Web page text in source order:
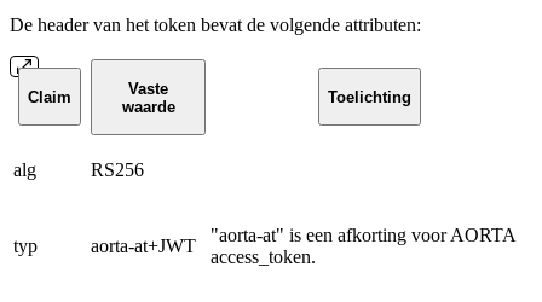
De header van het token bevat de volgende attributen:
Claim
Vaste
waarde
Toelichting
alg RS256
typ aorta-at+JWT
"aorta-at" is een afkorting voor AORTA
access_token.